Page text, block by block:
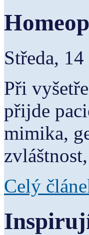
Středa,
Při
přijde
mimika,
Celý